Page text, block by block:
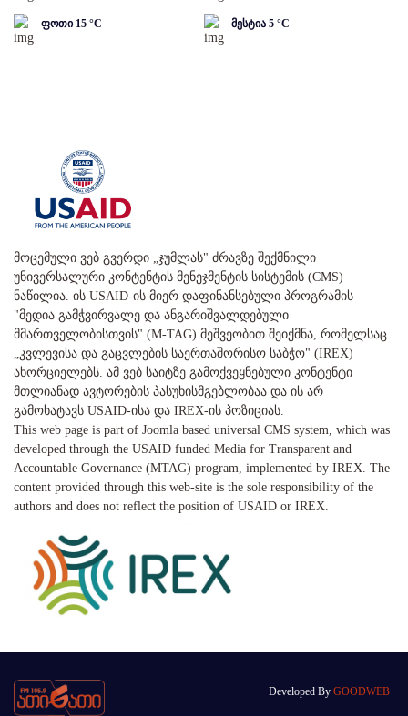
ფოთი 15 °C მესტია 5 °C
მოცემული ვებ გვერდი „ჯუმლას" ძრავზე შექმნილი
უნივერსალური კონტენტის მენეჯმენტის სისტემის (CMS)
ნაწილია. ის USAID-ის მიერ დაფინანსებული პროგრამის
"მედია გამჭვირვალე და ანგარიშვალდებული
მმართველობისთვის" (M-TAG) მეშვეობით შეიქმნა, რომელსაც
„კვლევისა და გაცვლების საერთაშორისო საბჭო" (IREX)
ახორციელებს. ამ ვებ საიტზე გამოქვეყნებული კონტენტი
მთლიანად ავტორების პასუხისმგებლობაა და ის არ
გამოხატავს USAID-ისა და IREX-ის პოზიციას.
This web page is part of Joomla based universal CMS system, which was
developed through the USAID funded Media for Transparent and
Accountable Governance (MTAG) program, implemented by IREX. The
content provided through this web-site is the sole responsibility of the
authors and does not reflect the position of USAID or IREX.
Developed By GOODWEB